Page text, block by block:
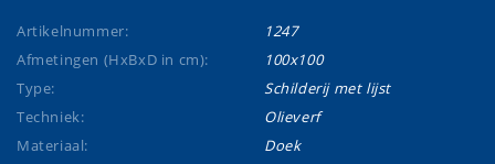
Artikelnummer:
1247
Afmetingen (HxBxD in cm):
100x100
Type:
Schilderij met lijst
Techniek:
Olieverf
Materiaal:
Doek